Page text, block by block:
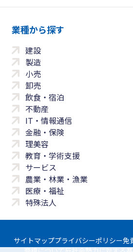
業種から探す
建設
製造
小売
卸売
飲食・宿泊
不動産
IT・情報通信
金融・保険
理美容
教育・学術支援
サービス
農業・林業・漁業
医療・福祉
特殊法人
サイトマッププライバシーポリシー免